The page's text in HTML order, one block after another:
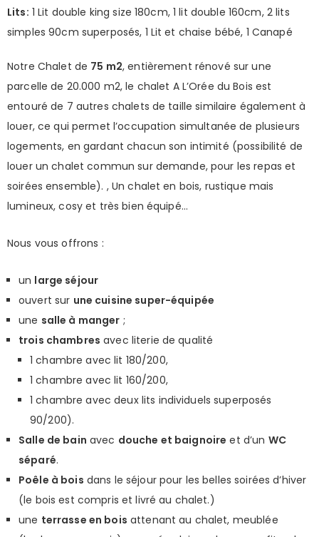
Lits: 1 Lit double king size 180cm, 1 lit double 160cm, 2 lits
simples 90cm superposés, 1 Lit et chaise bébé, 1 Canapé
Notre Chalet de 75 m2, entièrement rénové sur une
parcelle de 20.000 m2, le chalet A L’Orée du Bois est
entouré de 7 autres chalets de taille similaire également à
louer, ce qui permet l’occupation simultanée de plusieurs
logements, en gardant chacun son intimité (possibilité de
louer un chalet commun sur demande, pour les repas et
soirées ensemble). , Un chalet en bois, rustique mais
lumineux, cosy et très bien équipé…
Nous vous offrons :
un large séjour
ouvert sur une cuisine super-équipée
une salle à manger ;
trois chambres avec literie de qualité
1 chambre avec lit 180/200,
1 chambre avec lit 160/200,
1 chambre avec deux lits individuels superposés
90/200).
Salle de bain avec douche et baignoire et d’un WC
séparé.
Poêle à bois dans le séjour pour les belles soirées d’hiver
(le bois est compris et livré au chalet.)
une terrasse en bois attenant au chalet, meublée